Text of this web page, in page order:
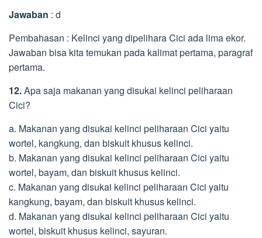
Jawaban : d
Pembahasan : Kelinci yang dipelihara Cici ada lima ekor.
Jawaban bisa kita temukan pada kalimat pertama, paragraf
pertama.
12.Apa saja makanan yang disukai kelinci peliharaan
Cici?
a. Makanan yang disukai kelinci peliharaan Cici yaitu
wortel, kangkung, dan biskuit khusus kelinci.
b. Makanan yang disukai kelinci peliharaan Cici yaitu
wortel, bayam, dan biskuit khusus kelinci.
c. Makanan yang disukai kelinci peliharaan Cici yaitu
kangkung, bayam, dan biskuit khusus kelinci.
d. Makanan yang disukai kelinci peliharaan Cici yaitu
wortel, biskuit khusus kelinci, sayuran.